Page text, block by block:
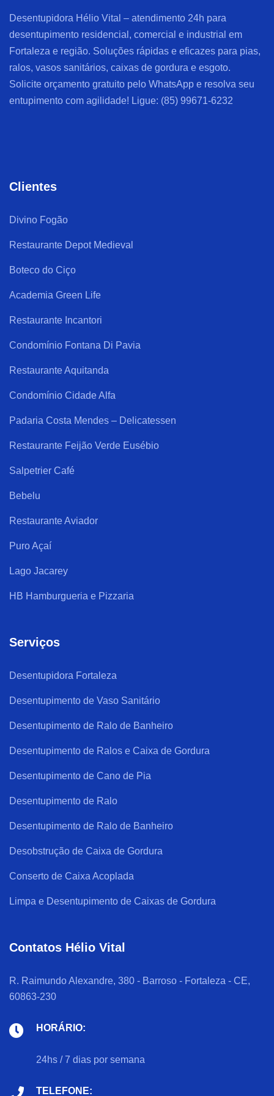
Desentupidora Hélio Vital – atendimento 24h para
desentupimento residencial, comercial e industrial em
Fortaleza e região. Soluções rápidas e eficazes para pias,
ralos, vasos sanitários, caixas de gordura e esgoto.
Solicite orçamento gratuito pelo WhatsApp e resolva seu
entupimento com agilidade! Ligue: (85) 99671-6232
Clientes
Divino Fogão
Restaurante Depot Medieval
Boteco do Ciço
Academia Green Life
Restaurante Incantori
Condomínio Fontana Di Pavia
Restaurante Aquitanda
Condomínio Cidade Alfa
Padaria Costa Mendes – Delicatessen
Restaurante Feijão Verde Eusébio
Salpetrier Café
Bebelu
Restaurante Aviador
Puro Açaí
Lago Jacarey
HB Hamburgueria e Pizzaria
Serviços
Desentupidora Fortaleza
Desentupimento de Vaso Sanitário
Desentupimento de Ralo de Banheiro
Desentupimento de Ralos e Caixa de Gordura
Desentupimento de Cano de Pia
Desentupimento de Ralo
Desentupimento de Ralo de Banheiro
Desobstrução de Caixa de Gordura
Conserto de Caixa Acoplada
Limpa e Desentupimento de Caixas de Gordura
Contatos Hélio Vital
R. Raimundo Alexandre, 380 - Barroso - Fortaleza - CE,
60863-230
HORÁRIO:
24hs / 7 dias por semana
TELEFONE: